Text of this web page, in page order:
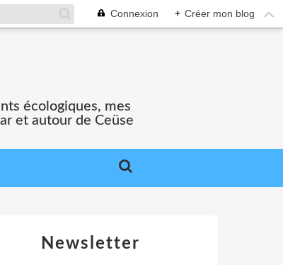
Connexion + Créer mon blog
écologiques, mes
et autour de Ceüse
Newsletter